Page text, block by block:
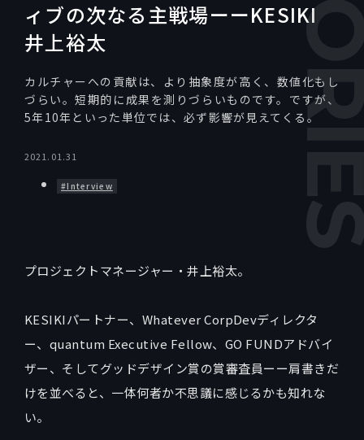
ィブの次なる主戦場ーーKESIKI
井上裕太
カルチャーへの貢献は、より抽象度が高く、数値化もし
づらい。短期的に成果を測りづらいものです。ですが、
5年10年といった単位では、必ず影響が見えてくる。
2021.01.31
#Interview
プロジェクトマネージャー・井上裕太。
KESIKIパートナー、Whatever CorpDevディレクタ
ー、quantum Executive Fellow、GO FUNDアドバイ
ザー、そしてグッドデザイン賞の賞審査員ーー肩書きだ
けを並べると、一体何者か不思議に感じるかも知れな
い。